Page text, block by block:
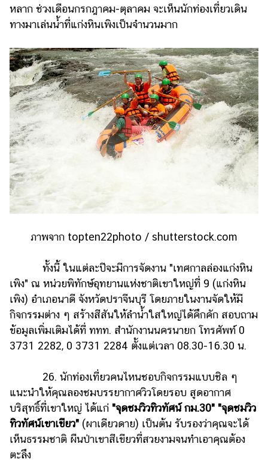
หลาก ช่วงเดือนกรกฎาคม-ตุลาคม จะเห็นนักท่องเที่ยวเดิน
ทางมาเล่นน้ำที่แก่งหินเพิงเป็นจำนวนมาก
ภาพจาก topten22photo / shutterstock.com
ทั้งนี้ ในแต่ละปีจะมีการจัดงาน "เทศกาลล่องแก่งหิน
เพิง" ณ หน่วยพิทักษ์อุทยานแห่งชาติเขาใหญ่ที่ 9 (แก่งหิน
เพิง) อำเภอนาดี จังหวัดปราจีนบุรี โดยภายในงานจัดให้มี
กิจกรรมต่าง ๆ สร้างสีสันให้ลำน้ำใสใหญ่ได้คึกคัก สอบถาม
ข้อมูลเพิ่มเติมได้ที่ ททท. สำนักงานนครนายก โทรศัพท์ 0
3731 2282, 0 3731 2284 ตั้งแต่เวลา 08.30-16.30 น.
26. นักท่องเที่ยวคนไหนชอบกิจกรรมแบบชิล ๆ
แนะนำให้คุณลองชมบรรยากาศวิวโดยรอบ สูดอากาศ
บริสุทธิ์ที่เขาใหญ่ ได้แก่ "จุดชมวิวทิวทัศน์ กม.30" "จุดชมวิว
ทิวทัศน์เขาเขียว" (ผาเดียวดาย) เป็นต้น รับรองว่าคุณจะได้
เห็นธรรมชาติ ผืนป่าเขาสีเขียวที่สวยงามจนทำเอาคุณต้อง
ตะลึง